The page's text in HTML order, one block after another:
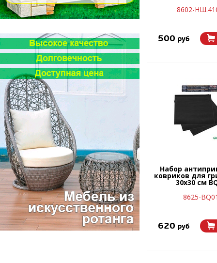
8602-
500 руб
Набор
ковриков для
30х30 см
8625-
620 руб